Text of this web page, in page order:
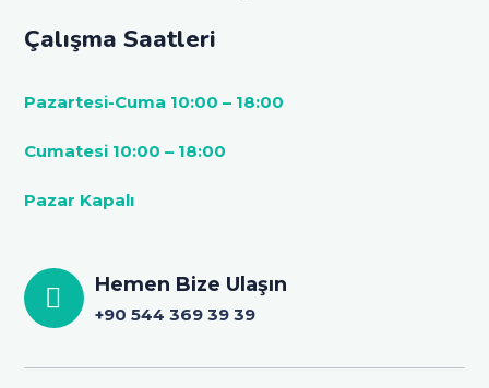
Çalışma Saatleri
Pazartesi-Cuma 10:00 – 18:00
Cumatesi 10:00 – 18:00
Pazar Kapalı
Hemen Bize Ulaşın
+90 544 369 39 39